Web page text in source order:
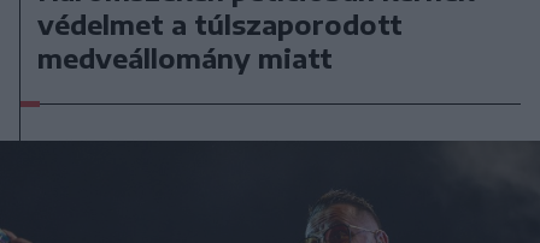
védelmet a túlszaporodott
medveállomány miatt